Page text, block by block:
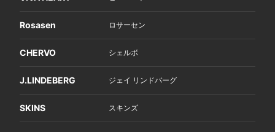
Rosasen ロサーセン
CHERVO シェルボ
J.LINDEBERG ジェイ リンドバーグ
SKINS スキンズ